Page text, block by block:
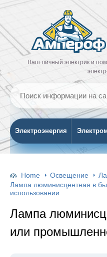
Ваш личный электрик и
Электроэнергия
Home Освещение
Лампа люминисцентная в
использовании
Лампа
или